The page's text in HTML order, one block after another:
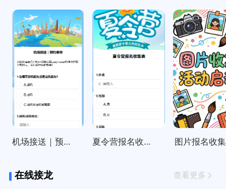
机场接送｜预约表单 夏令营报名收集表 图片报名收
在线接龙 查看更多